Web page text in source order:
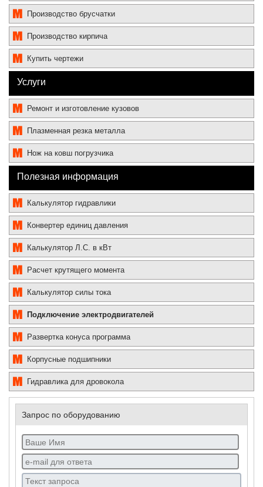
Производство брусчатки
Производство кирпича
Купить чертежи
Услуги
Ремонт и изготовление кузовов
Плазменная резка металла
Нож на ковш погрузчика
Полезная информация
Калькулятор гидравлики
Конвертер единиц давления
Калькулятор Л.С. в кВт
Расчет крутящего момента
Калькулятор силы тока
Подключение электродвигателей
Развертка конуса программа
Корпусные подшипники
Гидравлика для дровокола
Запрос по оборудованию